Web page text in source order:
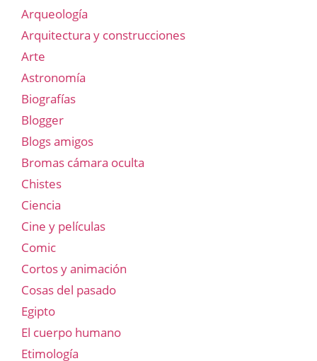
Arqueología
Arquitectura y construcciones
Arte
Astronomía
Biografías
Blogger
Blogs amigos
Bromas cámara oculta
Chistes
Ciencia
Cine y películas
Comic
Cortos y animación
Cosas del pasado
Egipto
El cuerpo humano
Etimología